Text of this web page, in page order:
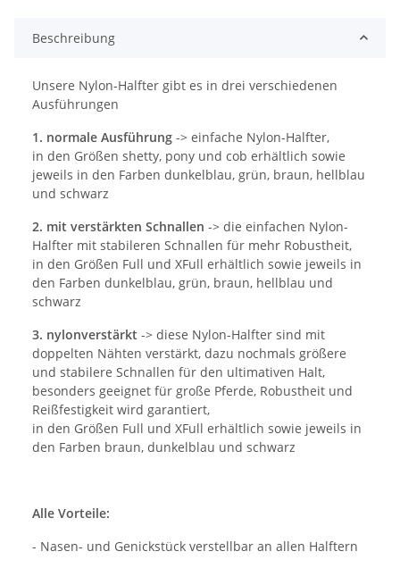
Beschreibung
Unsere Nylon-Halfter gibt es in drei verschiedenen
Ausführungen
1. normale Ausführung -> einfache Nylon-Halfter,
in den Größen shetty, pony und cob erhältlich sowie
jeweils in den Farben dunkelblau, grün, braun, hellblau
und schwarz
2. mit verstärkten Schnallen -> die einfachen Nylon-
Halfter mit stabileren Schnallen für mehr Robustheit,
in den Größen Full und XFull erhältlich sowie jeweils in
den Farben dunkelblau, grün, braun, hellblau und
schwarz
3. nylonverstärkt -> diese Nylon-Halfter sind mit
doppelten Nähten verstärkt, dazu nochmals größere
und stabilere Schnallen für den ultimativen Halt,
besonders geeignet für große Pferde, Robustheit und
Reißfestigkeit wird garantiert,
in den Größen Full und XFull erhältlich sowie jeweils in
den Farben braun, dunkelblau und schwarz
Alle Vorteile:
- Nasen- und Genickstück verstellbar an allen Halftern